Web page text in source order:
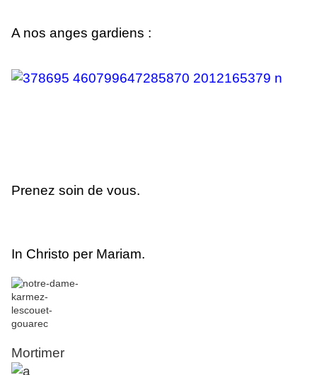
A nos anges gardiens :
Prenez soin de vous.
In Christo per Mariam.
Mortimer